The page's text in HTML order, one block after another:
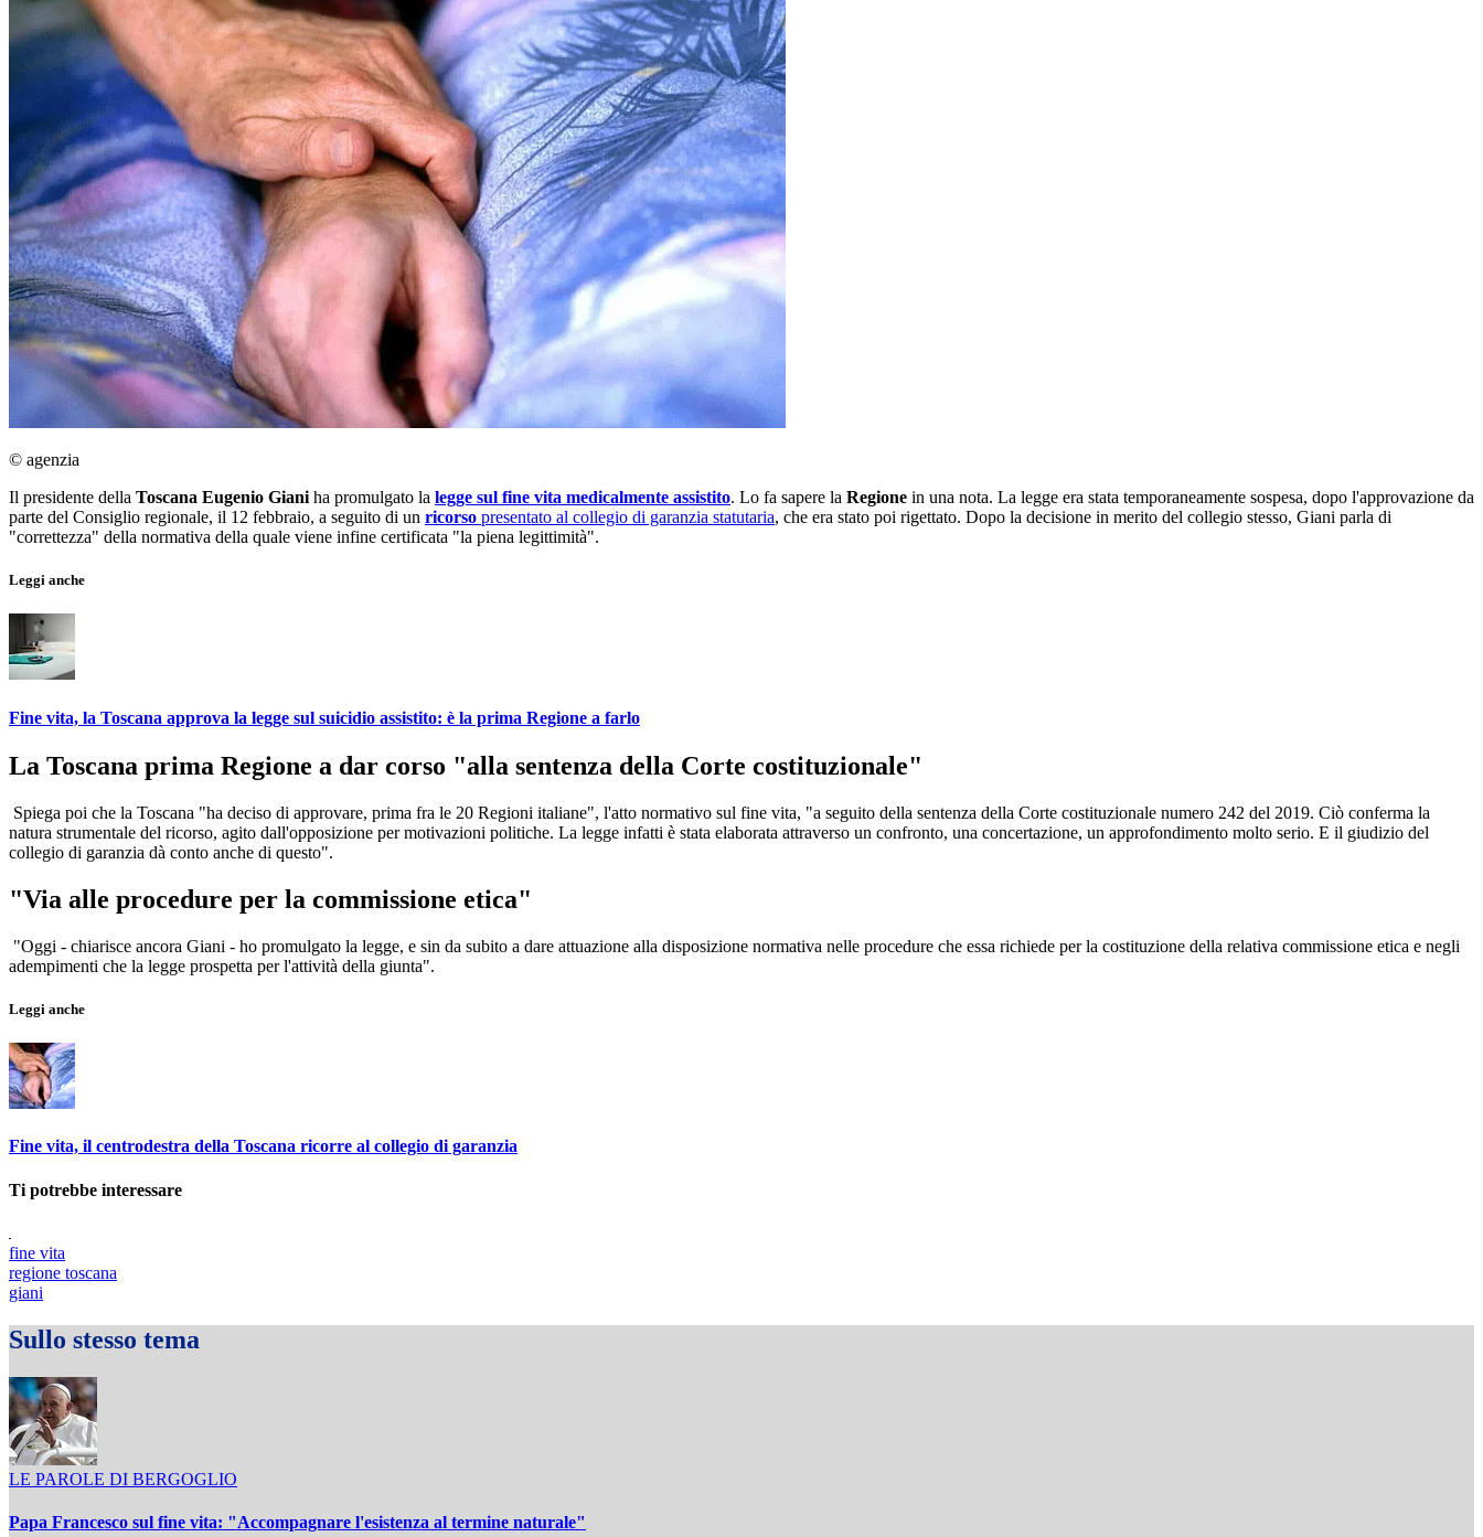
© agenzia
Il presidente della Toscana Eugenio Giani ha promulgato la legge sul fine vita medicalmente assistito. Lo fa sapere la Regione in una nota. La legge era stata temporaneamente sospesa, dopo l'approvazione da
parte del Consiglio regionale, il 12 febbraio, a seguito di un ricorso presentato al collegio di garanzia statutaria, che era stato poi rigettato. Dopo la decisione in merito del collegio stesso, Giani parla di
"correttezza" della normativa della quale viene infine certificata "la piena legittimità".
Leggi anche
Fine vita, la Toscana approva la legge sul suicidio assistito: è la prima Regione a farlo
La Toscana prima Regione a dar corso "alla sentenza della Corte costituzionale"
Spiega poi che la Toscana "ha deciso di approvare, prima fra le 20 Regioni italiane", l'atto normativo sul fine vita, "a seguito della sentenza della Corte costituzionale numero 242 del 2019. Ciò conferma la
natura strumentale del ricorso, agito dall'opposizione per motivazioni politiche. La legge infatti è stata elaborata attraverso un confronto, una concertazione, un approfondimento molto serio. E il giudizio del
collegio di garanzia dà conto anche di questo".
"Via alle procedure per la commissione etica"
"Oggi - chiarisce ancora Giani - ho promulgato la legge, e sin da subito a dare attuazione alla disposizione normativa nelle procedure che essa richiede per la costituzione della relativa commissione etica e negli
adempimenti che la legge prospetta per l'attività della giunta".
Leggi anche
Fine vita, il centrodestra della Toscana ricorre al collegio di garanzia
Ti potrebbe interessare
fine vita
regione toscana
giani
Sullo stesso tema
LE PAROLE DI BERGOGLIO
Papa Francesco sul fine vita: "Accompagnare l'esistenza al termine naturale"